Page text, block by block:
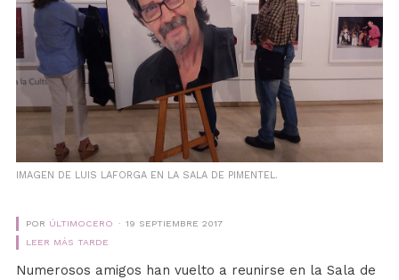
IMAGEN DE LUIS LAFORGA EN LA SALA DE PIMENTEL.
POR ÚLTIMOCERO
19 SEPTIEMBRE 2017
LEER MÁS TARDE
Numerosos amigos han vuelto a reunirse en la Sala de